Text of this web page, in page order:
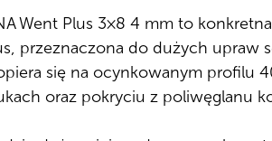
Went Plus 3×8 4 mm to
przeznaczona do dużych upraw
się na ocynkowanym profilu
oraz pokryciu z poliwęglanu